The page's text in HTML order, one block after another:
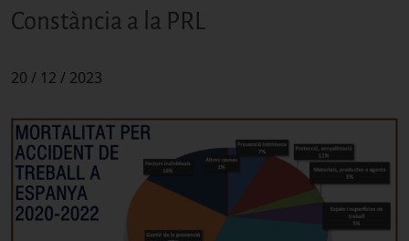
Cerca a SP|Activa
Cerca
Constància a la PRL
20 / 12 / 2023